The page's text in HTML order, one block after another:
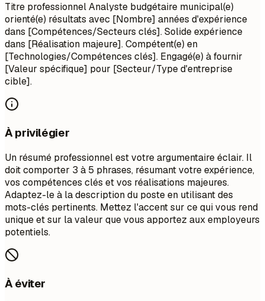
Titre professionnel Analyste budgétaire municipal(e)
orienté(e) résultats avec [Nombre] années d'expérience
dans [Compétences/Secteurs clés]. Solide expérience
dans [Réalisation majeure]. Compétent(e) en
[Technologies/Compétences clés]. Engagé(e) à fournir
[Valeur spécifique] pour [Secteur/Type d'entreprise
cible].
À privilégier
Un résumé professionnel est votre argumentaire éclair. Il
doit comporter 3 à 5 phrases, résumant votre expérience,
vos compétences clés et vos réalisations majeures.
Adaptez-le à la description du poste en utilisant des
mots-clés pertinents. Mettez l'accent sur ce qui vous rend
unique et sur la valeur que vous apportez aux employeurs
potentiels.
À éviter